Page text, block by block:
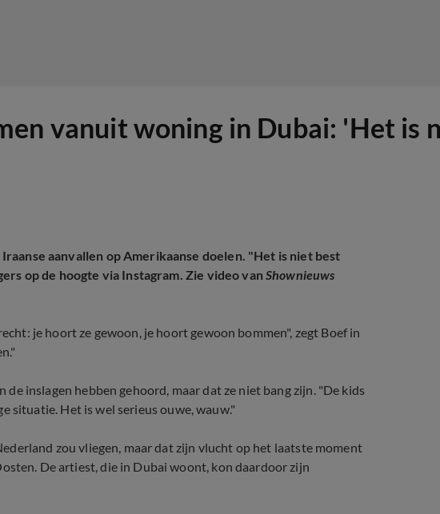
vanuit woning in Dubai: 'Het is
aanvallen op Amerikaanse doelen. "Het is niet best
op de hoogte via Instagram. Zie video vanShownieuws
je hoort ze gewoon, je hoort gewoon bommen", zegt Boef in
inslagen hebben gehoord, maar dat ze niet bang zijn. "De kids
situatie. Het is wel serieus ouwe, wauw."
zou vliegen, maar dat zijn vlucht op het laatste moment
De artiest, die in Dubai woont, kon daardoor zijn